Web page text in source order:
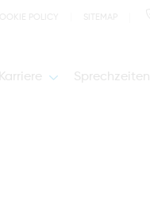
Karriere Sprechzeiten